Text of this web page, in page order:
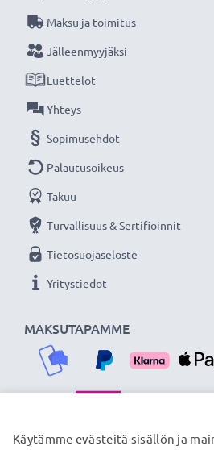
MAKSUTAPAMME
Maksu ja toimitus
Jälleenmyyjäksi
Luettelot
Yhteys
Sopimusehdot
Palautusoikeus
Takuu
Turvallisuus & Sertifioinnit
Tietosuojaseloste
Yritystiedot
TOIMITUSKUMPPANIMME
Käytämme evästeitä sisällön ja